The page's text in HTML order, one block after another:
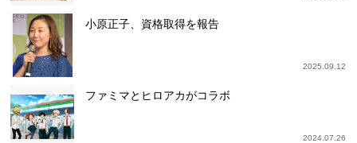
小原正子、資格取得を報告
2025.09.12
ファミマとヒロアカがコラボ
2024.07.26